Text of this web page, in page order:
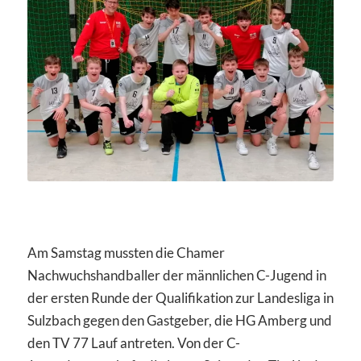
Am Samstag mussten die Chamer
Nachwuchshandballer der männlichen C-Jugend in
der ersten Runde der Qualifikation zur Landesliga in
Sulzbach gegen den Gastgeber, die HG Amberg und
den TV 77 Lauf antreten. Von der C-